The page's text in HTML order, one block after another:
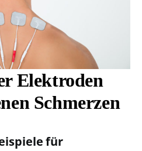
Elektroden
Schmerzen
für